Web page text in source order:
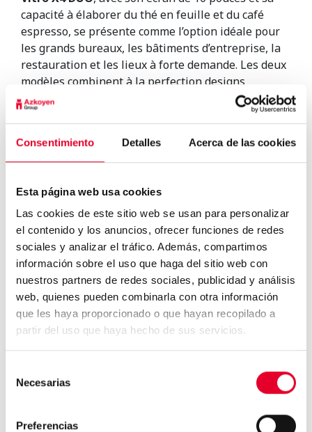
Consentimiento Detalles Acerca de las cookies
Esta página web usa cookies
Las cookies de este sitio web se usan para personalizar
el contenido y los anuncios, ofrecer funciones de redes
sociales y analizar el tráfico. Además, compartimos
información sobre el uso que haga del sitio web con
nuestros partners de redes sociales, publicidad y análisis
web, quienes pueden combinarla con otra información
que les haya proporcionado o que hayan recopilado a
partir del uso que haya hecho de sus servicios.
Necesarias
Preferencias
capacité à élaborer du thé en feuille et du café
espresso, se présente comme l’option idéale pour
les grands bureaux, les bâtiments d’entreprise, la
restauration et les lieux à forte demande. Les deux
modèles combinent à la perfection designs
propres, attrayants, résistants, fonctionnels et
faciles à entretenir.
Azkoyen présentera ses
dernières avancées techn...
Azkoyen poursuit son
expansion en Asie...